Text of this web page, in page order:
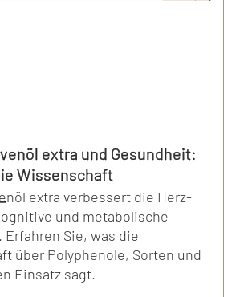
extra und Gesundheit:
Wissenschaft
extra verbessert die Herz-
und metabolische
Erfahren Sie, was die
über Polyphenole, Sorten und
Einsatz sagt.